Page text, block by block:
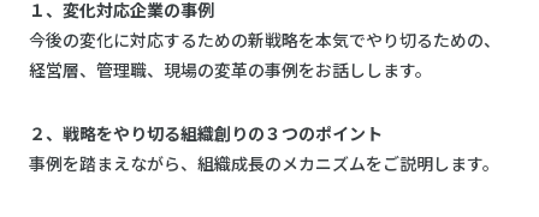
１、変化対応企業の事例
今後の変化に対応するための新戦略を本気でやり切るための、
経営層、管理職、現場の変革の事例をお話しします。
２、戦略をやり切る組織創りの３つのポイント
事例を踏まえながら、組織成長のメカニズムをご説明します。